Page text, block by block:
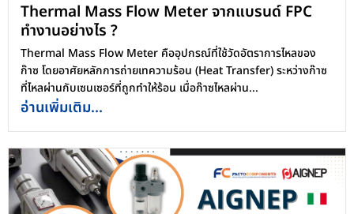
Thermal Mass Flow Meter จากแบรนด์ FPC
ทำงานอย่างไร ?
Thermal Mass Flow Meter คืออุปกรณ์ที่ใช้วัดอัตราการไหลของ
ก๊าซ โดยอาศัยหลักการถ่ายเทความร้อน (Heat Transfer) ระหว่างก๊าซ
ที่ไหลผ่านกับเซนเซอร์ที่ถูกทำให้ร้อน เมื่อก๊าซไหลผ่าน...
อ่านเพิ่มเติม...